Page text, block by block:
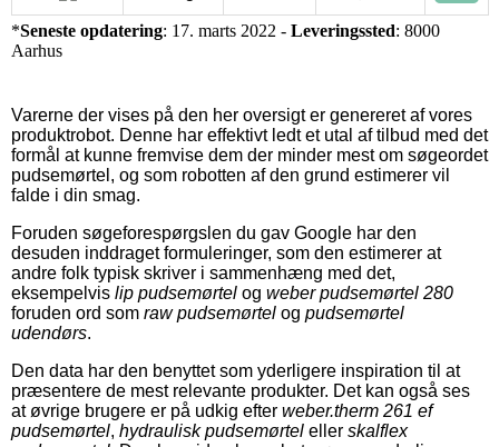
*Seneste opdatering: 17. marts 2022 - Leveringssted: 8000
Aarhus
Varerne der vises på den her oversigt er genereret af vores
produktrobot. Denne har effektivt ledt et utal af tilbud med det
formål at kunne fremvise dem der minder mest om søgeordet
pudsemørtel, og som robotten af den grund estimerer vil
falde i din smag.
Foruden søgeforespørgslen du gav Google har den
desuden inddraget formuleringer, som den estimerer at
andre folk typisk skriver i sammenhæng med det,
eksempelvis lip pudsemørtel og weber pudsemørtel 280
foruden ord som raw pudsemørtel og pudsemørtel
udendørs.
Den data har den benyttet som yderligere inspiration til at
præsentere de mest relevante produkter. Det kan også ses
at øvrige brugere er på udkig efter weber.therm 261 ef
pudsemørtel, hydraulisk pudsemørtel eller skalflex